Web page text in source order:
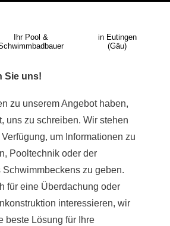
Ihr Pool &
in Eutingen
(Gäu)
Sie uns!
zu unserem Angebot haben,
uns zu schreiben. Wir stehen
Verfügung, um Informationen zu
Pooltechnik oder der
Schwimmbeckens zu geben.
für eine Überdachung oder
interessieren, wir
beste Lösung für Ihre